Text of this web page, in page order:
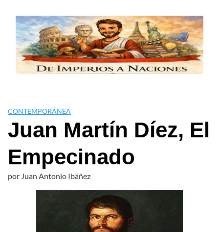
contenido
CONTEMPORÁNEA
Juan Martín Díez, El
Empecinado
por Juan Antonio Ibáñez